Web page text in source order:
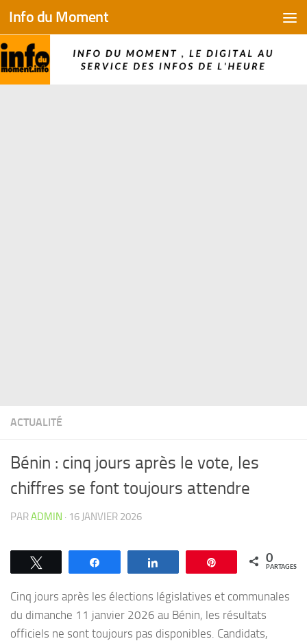
Skip to content
Info du Moment
ACTUALITÉ
Bénin : cinq jours après le vote, les
chiffres se font toujours attendre
PARADMIN · 16 JANVIER 2026
Épingle 0
PARTAGES
Cinq jours après les élections législatives et communales
du dimanche 11 janvier 2026 au Bénin, les résultats
officiels ne sont toujours pas disponibles. Candidats,